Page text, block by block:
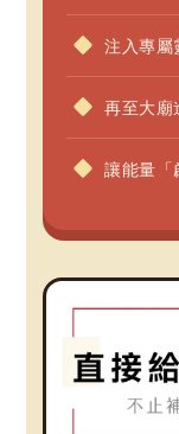
注入專屬
再至大廟
讓能量「